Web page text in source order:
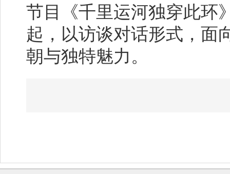
节目《千里运河独穿此环
起，以访谈对话形式，面
朝与独特魅力。